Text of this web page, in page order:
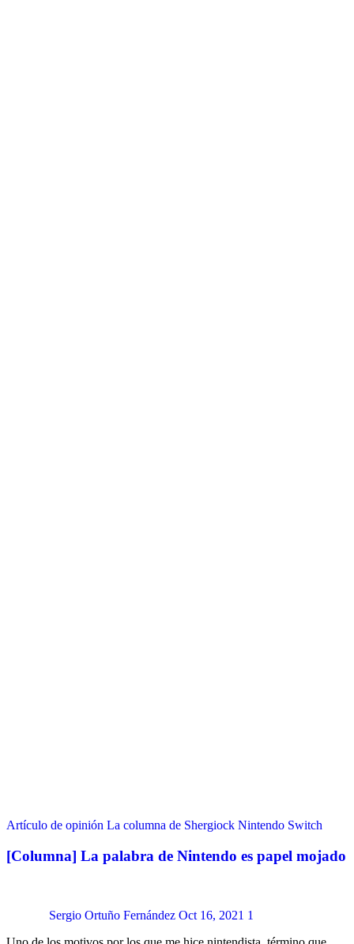
Artículo de opinión La columna de Shergiock Nintendo Switch
[Columna] La palabra de Nintendo es papel mojado
Sergio Ortuño Fernández Oct 16, 2021 1